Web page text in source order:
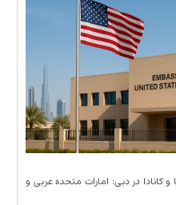
متحده عربی و